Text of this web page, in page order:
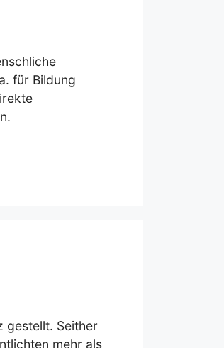
für Bildung
gestellt. Seither
mehr als